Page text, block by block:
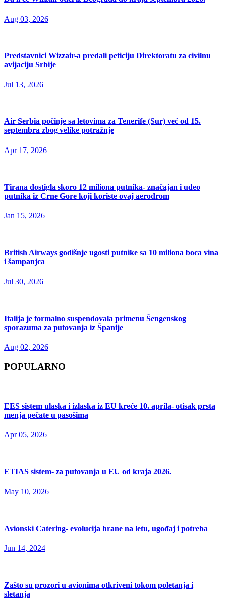
Aug 03, 2026
Predstavnici Wizzair-a predali peticiju Direktoratu za civilnu
avijaciju Srbije
Jul 13, 2026
Air Serbia počinje sa letovima za Tenerife (Sur) već od 15.
septembra zbog velike potražnje
Apr 17, 2026
Tirana dostigla skoro 12 miliona putnika- značajan i udeo
putnika iz Crne Gore koji koriste ovaj aerodrom
Jan 15, 2026
British Airways godišnje ugosti putnike sa 10 miliona boca vina
i šampanjca
Jul 30, 2026
Italija je formalno suspendovala primenu Šengenskog
sporazuma za putovanja iz Španije
Aug 02, 2026
POPULARNO
EES sistem ulaska i izlaska iz EU kreće 10. aprila- otisak prsta
menja pečate u pasošima
Apr 05, 2026
ETIAS sistem- za putovanja u EU od kraja 2026.
May 10, 2026
Avionski Catering- evolucija hrane na letu, ugođaj i potreba
Jun 14, 2024
Zašto su prozori u avionima otkriveni tokom poletanja i
sletanja